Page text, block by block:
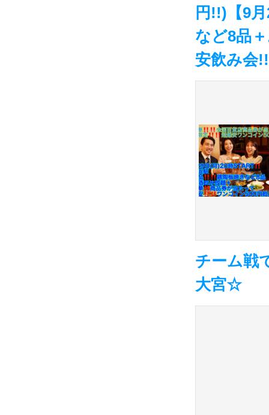
円!!)【9
など8品
安飲み会!!
チーム戦
大宮☆